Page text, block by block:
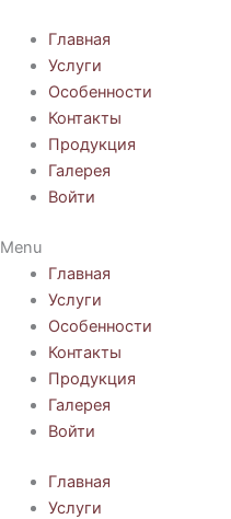
содержимому
Главная
Услуги
Особенности
Контакты
Продукция
Галерея
Войти
Menu
Главная
Услуги
Особенности
Контакты
Продукция
Галерея
Войти
Главная
Услуги